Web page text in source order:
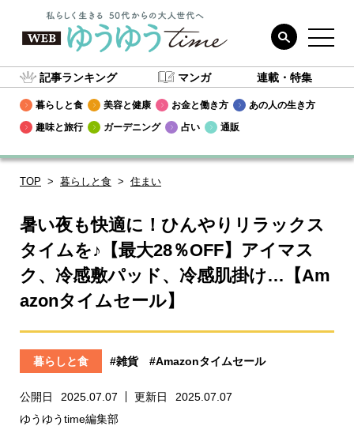
記事ランキング マンガ 連載・特集
暮らしと食 美容と健康 お金と働き方
あの人の生き方
趣味と旅行
ガーデニング 占い 通販
TOP 暮らしと食 住まい
暑い夜も快適に！ひんやりリラックス
タイムを♪【最大28％OFF】アイマス
ク、冷感敷パッド、冷感肌掛け…【Am
azonタイムセール】
暮らしと食 #雑貨 #Amazonタイムセール
公開日 2025.07.07 更新日
2025.07.07
ゆうゆうtime編集部